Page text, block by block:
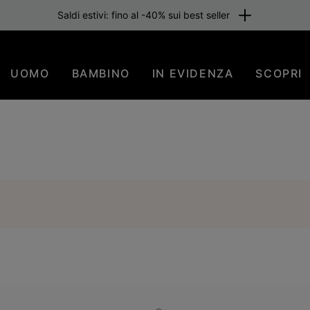
Saldi estivi: fino al -40% sui best seller
UOMO BAMBINO IN EVIDENZA SCOPRI